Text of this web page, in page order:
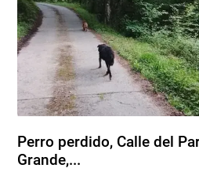
Perro perdido, Calle del
Grande,...